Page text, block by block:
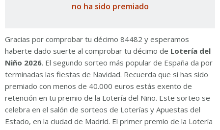
no ha sido premiado
Gracias por comprobar tu décimo 84482 y esperamos
haberte dado suerte al comprobar tu décimo de Lotería del
Niño 2026. El segundo sorteo más popular de España da por
terminadas las fiestas de Navidad. Recuerda que si has sido
premiado con menos de 40.000 euros estás exento de
retención en tu premio de la Lotería del Niño. Este sorteo se
celebra en el salón de sorteos de Loterías y Apuestas del
Estado, en la ciudad de Madrid. El primer premio de la Lotería